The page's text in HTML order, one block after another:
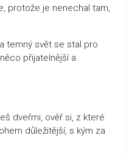
protože je nenechal tam,
temný svět se stal pro
přijatelnější a
dveřmi, ověř si, z které
důležitější, s kým za